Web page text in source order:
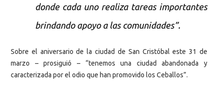
donde cada uno realiza tareas importantes
brindando apoyo a las comunidades”.
Sobre el aniversario de la ciudad de San Cristóbal este 31 de
marzo – prosiguió – “tenemos una ciudad abandonada y
caracterizada por el odio que han promovido los Ceballos”.